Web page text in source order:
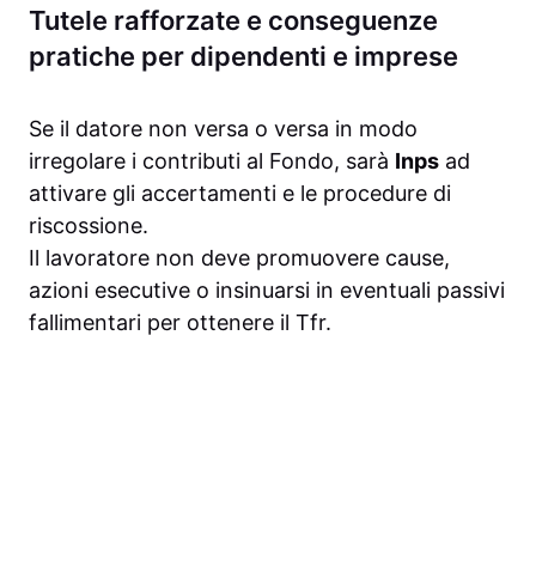
Tutele rafforzate e conseguenze
pratiche per dipendenti e imprese
Se il datore non versa o versa in modo
irregolare i contributi al Fondo, sarà Inps ad
attivare gli accertamenti e le procedure di
riscossione.
Il lavoratore non deve promuovere cause,
azioni esecutive o insinuarsi in eventuali passivi
fallimentari per ottenere il Tfr.